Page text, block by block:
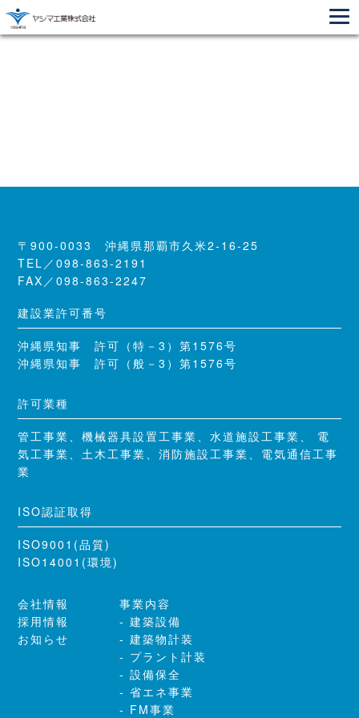
〒900-0033 沖縄県那覇市久米2-16-25
TEL／098-863-2191
FAX／098-863-2247
建設業許可番号
沖縄県知事 許可（特－3）第1576号
沖縄県知事 許可（般－3）第1576号
許可業種
管工事業、機械器具設置工事業、水道施設工事業、 電
気工事業、土木工事業、消防施設工事業、電気通信工事
業
ISO認証取得
ISO9001(品質)
ISO14001(環境)
会社情報
採用情報
お知らせ
事業内容
建築設備
建築物計装
プラント計装
設備保全
省エネ事業
FM事業